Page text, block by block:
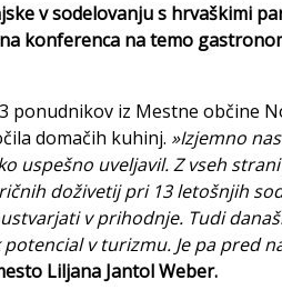
v sodelovanju s hrvaškimi
konferenca na temo
iz Mestne občine
domačih kuhinj. »Izjemno
uspešno uveljavil. Z vseh
doživetij pri 13 letošnjih
v prihodnje. Tudi
v turizmu. Je pa pred
Liljana Jantol Weber.